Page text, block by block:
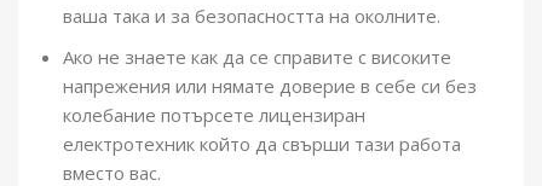
ваша така и за безопасността на околните.
Ако не знаете как да се справите с високите
напрежения или нямате доверие в себе си без
колебание потърсете лицензиран
електротехник който да свърши тази работа
вместо вас.